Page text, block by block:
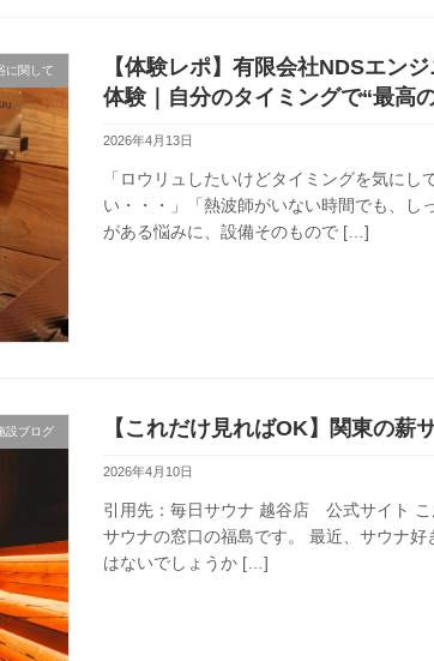
に関して
【体験レポ】有限会社NDSエン
体験｜自分のタイミングで“最高
2026年4月13日
「ロウリュしたいけどタイミングを気に
い・・・」「熱波師がいない時間でも、し
がある悩みに、設備そのもので […]
設ブログ 【これだけ見ればOK】関東の薪
2026年4月10日
引用先：毎日サウナ 越谷店 公式サイト こ
サウナの窓口の福島です。 最近、サウナ
はないでしょうか […]